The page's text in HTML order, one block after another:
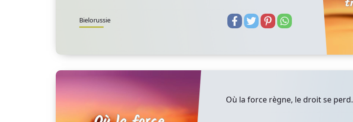
Bielorussie
Où la force règne, le droit se perd.